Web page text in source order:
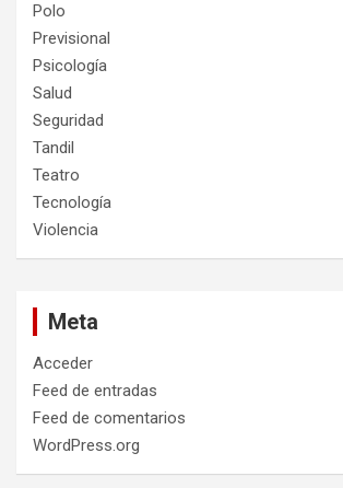
Polo
Previsional
Psicología
Salud
Seguridad
Tandil
Teatro
Tecnología
Violencia
Meta
Acceder
Feed de entradas
Feed de comentarios
WordPress.org